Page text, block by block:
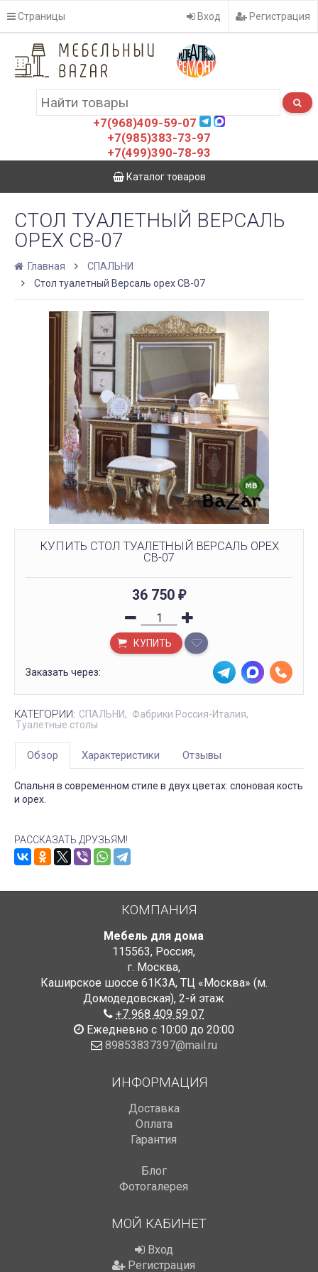
Страницы Вход Регистрация
+7(968)409-59-07
+7(985)383-73-97
+7(499)390-78-93
Каталог товаров
СТОЛ ТУАЛЕТНЫЙ ВЕРСАЛЬ
ОРЕХ СВ-07
Главная
СПАЛЬНИ
Стол туалетный Версаль орех СВ-07
КУПИТЬ СТОЛ ТУАЛЕТНЫЙ ВЕРСАЛЬ ОРЕХ
СВ-07
36 750 ₽
КУПИТЬ
Заказать через:
КАТЕГОРИИ: СПАЛЬНИ
Фабрики Россия-Италия
Туалетные столы
Обзор Характеристики Отзывы
Спальня в современном стиле в двух цветах: слоновая кость
и орех.
РАССКАЗАТЬ ДРУЗЬЯМ!
КОМПАНИЯ
Мебель для дома
115563, Россия,
г. Москва,
Каширское шоссе 61К3А, ТЦ «Москва» (м.
Домодедовская), 2-й этаж
+7 968 409 59 07
Ежедневно с 10:00 до 20:00
89853837397@mail.ru
ИНФОРМАЦИЯ
Доставка
Оплата
Гарантия
Блог
Фотогалерея
МОЙ КАБИНЕТ
Вход
Регистрация